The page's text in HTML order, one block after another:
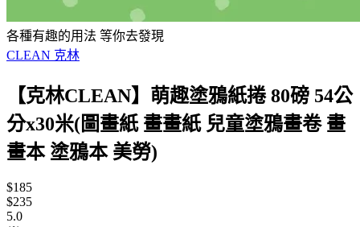
各種有趣的用法 等你去發現
CLEAN 克林
【克林CLEAN】萌趣塗鴉紙捲 80磅 54公
分x30米(圖畫紙 畫畫紙 兒童塗鴉畫卷 畫
畫本 塗鴉本 美勞)
$185
$235
5.0